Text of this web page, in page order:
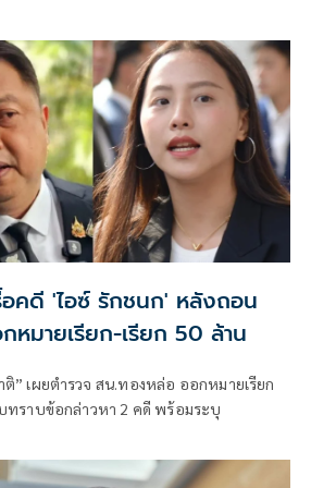
คดี 'ไอซ์ รักชนก' หลังถอน
หมายเรียก-เรียก 50 ล้าน
” เผยตำรวจ สน.ทองหล่อ ออกหมายเรียก
ทราบข้อกล่าวหา 2 คดี พร้อมระบุ